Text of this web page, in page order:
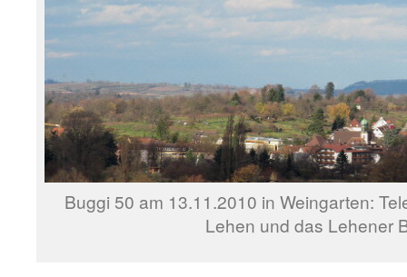
Buggi 50 am 13.11.2010 in Weingarten:
Lehen und das Lehener